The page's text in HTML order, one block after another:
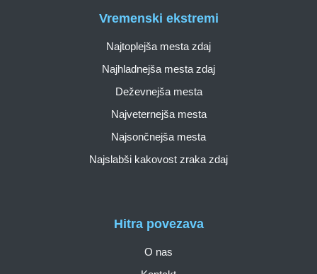
Hitra povezava
O nas
Vremenski ekstremi
Najtoplejša mesta zdaj
Najhladnejša mesta zdaj
Deževnejša mesta
Najveternejša mesta
Najsončnejša mesta
Najslabši kakovost zraka zdaj